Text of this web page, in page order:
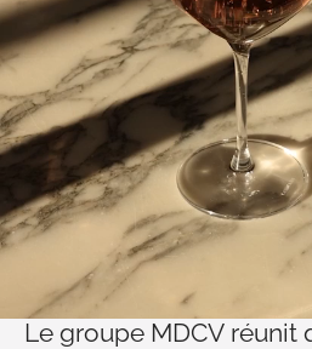
Une
Le groupe MDCV réunit